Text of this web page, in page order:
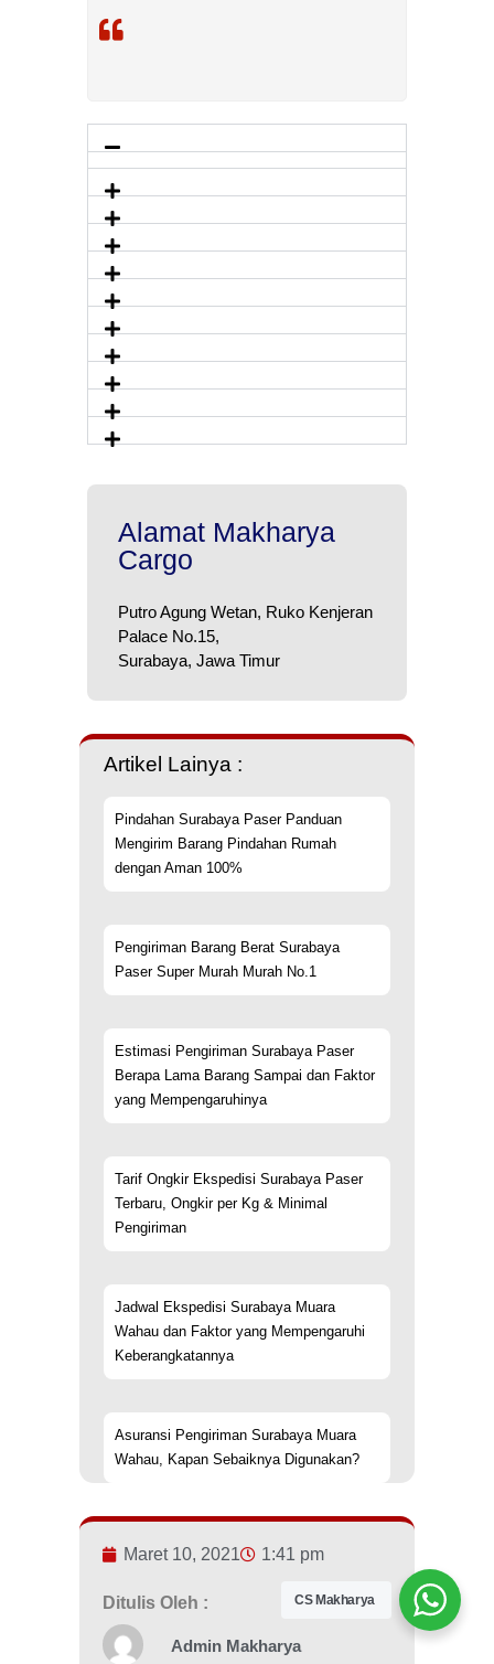
Alamat Makharya
Cargo
Putro Agung Wetan, Ruko Kenjeran
Palace No.15,
Surabaya, Jawa Timur
Artikel Lainya :
Pindahan Surabaya Paser Panduan
Mengirim Barang Pindahan Rumah
dengan Aman 100%
Pengiriman Barang Berat Surabaya
Paser Super Murah Murah No.1
Estimasi Pengiriman Surabaya Paser
Berapa Lama Barang Sampai dan Faktor
yang Mempengaruhinya
Tarif Ongkir Ekspedisi Surabaya Paser
Terbaru, Ongkir per Kg & Minimal
Pengiriman
Jadwal Ekspedisi Surabaya Muara
Wahau dan Faktor yang Mempengaruhi
Keberangkatannya
Asuransi Pengiriman Surabaya Muara
Wahau, Kapan Sebaiknya Digunakan?
Maret 10, 2021 1:41 pm
Ditulis Oleh :
Admin Makharya
CS Makharya